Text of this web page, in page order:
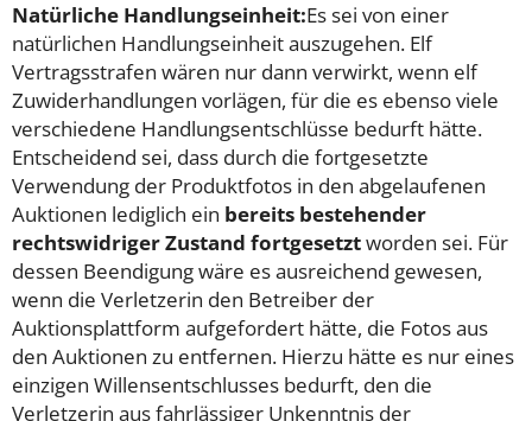
Natürliche Handlungseinheit:Es sei von einer
natürlichen Handlungseinheit auszugehen. Elf
Vertragsstrafen wären nur dann verwirkt, wenn elf
Zuwiderhandlungen vorlägen, für die es ebenso viele
verschiedene Handlungsentschlüsse bedurft hätte.
Entscheidend sei, dass durch die fortgesetzte
Verwendung der Produktfotos in den abgelaufenen
Auktionen lediglich ein bereits bestehender
rechtswidriger Zustand fortgesetztworden sei. Für
dessen Beendigung wäre es ausreichend gewesen,
wenn die Verletzerin den Betreiber der
Auktionsplattform aufgefordert hätte, die Fotos aus
den Auktionen zu entfernen. Hierzu hätte es nur eines
einzigen Willensentschlusses bedurft, den die
Verletzerin aus fahrlässiger Unkenntnis der